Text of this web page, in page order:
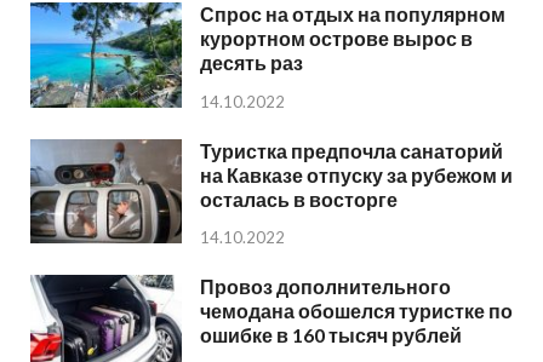
Спрос на отдых на популярном
курортном острове вырос в
десять раз
14.10.2022
Туристка предпочла санаторий
на Кавказе отпуску за рубежом и
осталась в восторге
14.10.2022
Провоз дополнительного
чемодана обошелся туристке по
ошибке в 160 тысяч рублей